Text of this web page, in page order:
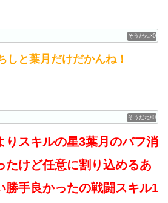
0
しと葉月だけだかんね！
0
りスキルの星3葉月のバフ消
たけど任意に割り込めるあ
勝手良かったの戦闘スキル1